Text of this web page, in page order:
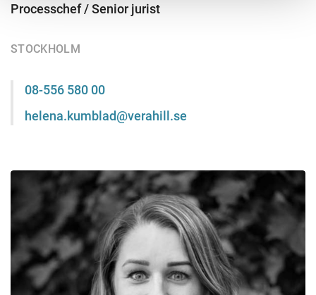
Processchef / Senior jurist
STOCKHOLM
08-556 580 00
helena.kumblad@verahill.se